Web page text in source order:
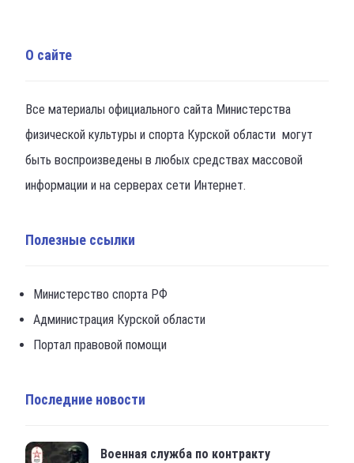
О сайте
Все материалы официального сайта Министерства
физической культуры и спорта Курской области могут
быть воспроизведены в любых средствах массовой
информации и на серверах сети Интернет.
Полезные ссылки
Министерство спорта РФ
Администрация Курской области
Портал правовой помощи
Последние новости
Военная служба по контракту